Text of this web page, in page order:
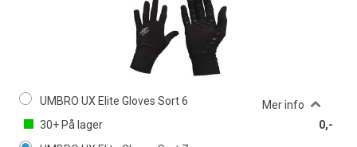
UMBRO UX Elite Gloves Sort 6
Mer info
30+ På lager
0,-